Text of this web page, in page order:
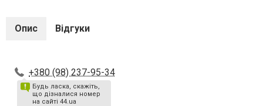
Опис Відгуки
+380 (98) 237-95-34
Будь ласка, скажіть,
що дізналися номер
на сайті 44.ua